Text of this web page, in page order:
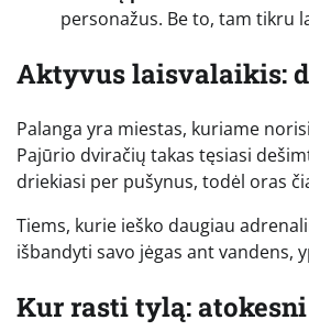
personažus. Be to, tam tikru
Aktyvus laisvalaikis:
Palanga yra miestas, kuriame
Pajūrio dviračių takas tęsiasi
driekiasi per pušynus, todėl oras
Tiems, kurie ieško daugiau
išbandyti savo jėgas ant vandens,
Kur rasti tylą: